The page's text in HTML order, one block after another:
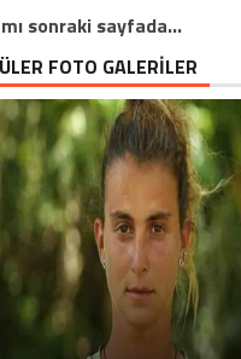
sonraki sayfada…
FOTO GALERİLER
MARKETLERDEN
HÜKÜMET DURAMADI VE
EMEKLI